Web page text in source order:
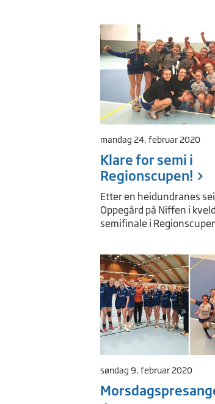
mandag 24. februar 2020
Klare for semi i
Regionscupen!
Etter en heidundranes
Oppegård på Niffen i
semifinale i
søndag 9. februar 2020